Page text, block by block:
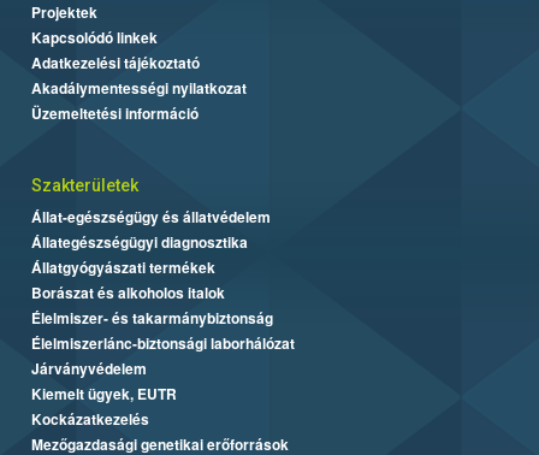
Projektek
Kapcsolódó linkek
Adatkezelési tájékoztató
Akadálymentességi nyilatkozat
Üzemeltetési információ
Szakterületek
Állat-egészségügy és állatvédelem
Állategészségügyi diagnosztika
Állatgyógyászati termékek
Borászat és alkoholos italok
Élelmiszer- és takarmánybiztonság
Élelmiszerlánc-biztonsági laborhálózat
Járványvédelem
Kiemelt ügyek, EUTR
Kockázatkezelés
Mezőgazdasági genetikai erőforrások